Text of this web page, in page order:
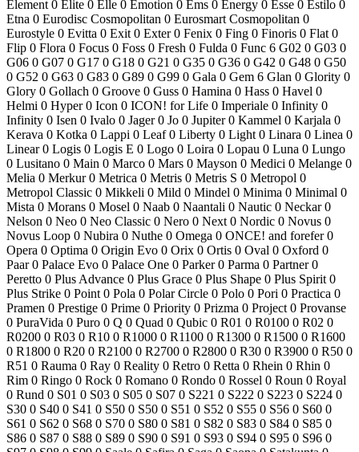
Element 0 Elite 0 Elle 0 Emotion 0 Ems 0 Energy 0 Esse 0 Estilo 0
Etna 0 Eurodisc Cosmopolitan 0 Eurosmart Cosmopolitan 0
Eurostyle 0 Evitta 0 Exit 0 Exter0 Fenix 0 Fing 0 Finoris 0 Flat 0
Flip 0 Flora 0 Focus 0 Foss 0 Fresh 0 Fulda 0 Func 6 G02 0 G03 0
G06 0 G07 0 G17 0 G18 0 G21 0 G35 0 G36 0 G42 0 G48 0 G50
0 G52 0 G63 0 G83 0 G89 0 G99 0 Gala 0 Gem 6 Glan 0 Glority 0
Glory 0 Gollach 0 Groove 0 Guss 0 Hamina 0 Hass 0 Havel 0
Helmi 0 Hyper0 Icon 0 ICON! for Life 0 Imperiale 0 Infinity 0
Infinity 0 Isen 0 Ivalo 0 Jager0 Jo 0 Jupiter0 Kammel 0 Karjala 0
Kerava 0 Kotka 0 Lappi 0 Leaf0 Liberty 0 Light 0 Linara 0 Linea 0
Linear0 Logis 0 Logis E 0 Logo 0 Loira 0 Lopau 0 Luna 0 Lungo
0 Lusitano 0 Main 0 Marco 0 Mars 0 Mayson 0 Medici 0 Melange 0
Melia 0 Merkur0 Metrica 0 Metris 0 Metris S 0 Metropol 0
Metropol Classic 0 Mikkeli 0 Mild 0 Mindel 0 Minima 0 Minimal 0
Mista 0 Morans 0 Mosel 0 Naab 0 Naantali 0 Nautic 0 Neckar0
Nelson 0 Neo 0 Neo Classic 0 Nero 0 Next 0 Nordic 0 Novus 0
Novus Loop 0 Nubira 0 Nuthe 0 Omega 0 ONCE! and forefer0
Opera 0 Optima 0 Origin Evo 0 Orix 0 Ortis 0 Oval 0 Oxford 0
Paar0 Palace Evo 0 Palace One 0 Parker0 Parma 0 Partner0
Peretto 0 Plus Advance 0 Plus Grace 0 Plus Shape 0 Plus Spirit 0
Plus Strike 0 Point 0 Pola 0 Polar Circle 0 Polo 0 Pori 0 Practica 0
Pramen 0 Prestige 0 Prime 0 Priority 0 Prizma 0 Project 0 Provanse
0 PuraVida 0 Puro 0 Q 0 Quad 0 Qubic 0 R01 0 R0100 0 R02 0
R0200 0 R03 0 R10 0 R1000 0 R1100 0 R1300 0 R1500 0 R1600
0 R1800 0 R20 0 R2100 0 R2700 0 R2800 0 R30 0 R3900 0 R50 0
R51 0 Rauma 0 Ray 0 Reality 0 Retro 0 Retta 0 Rhein 0 Rhin 0
Rim 0 Ringo 0 Rock 0 Romano 0 Rondo 0 Rossel 0 Roun 0 Royal
0 Rund 0 S01 0 S03 0 S05 0 S07 0 S221 0 S222 0 S223 0 S224 0
S30 0 S40 0 S41 0 S50 0 S50 0 S51 0 S52 0 S55 0 S56 0 S60 0
S61 0 S62 0 S68 0 S70 0 S80 0 S81 0 S82 0 S83 0 S84 0 S85 0
S86 0 S87 0 S88 0 S89 0 S90 0 S91 0 S93 0 S94 0 S95 0 S96 0